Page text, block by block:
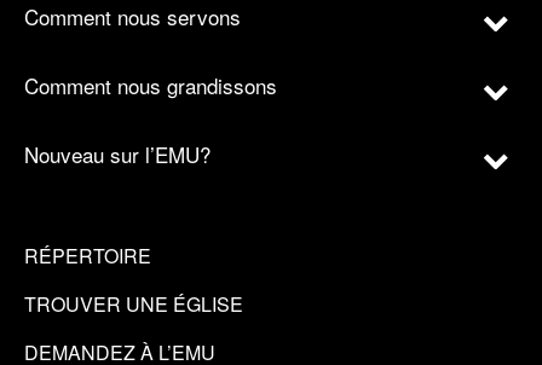
Comment nous servons
Comment nous grandissons
Nouveau sur l’EMU?
RÉPERTOIRE
TROUVER UNE ÉGLISE
DEMANDEZ À L’EMU